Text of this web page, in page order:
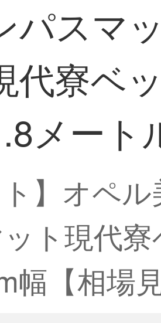
パスマ
代寮ベ
メート
ト】オペ
ト現代
幅【相場